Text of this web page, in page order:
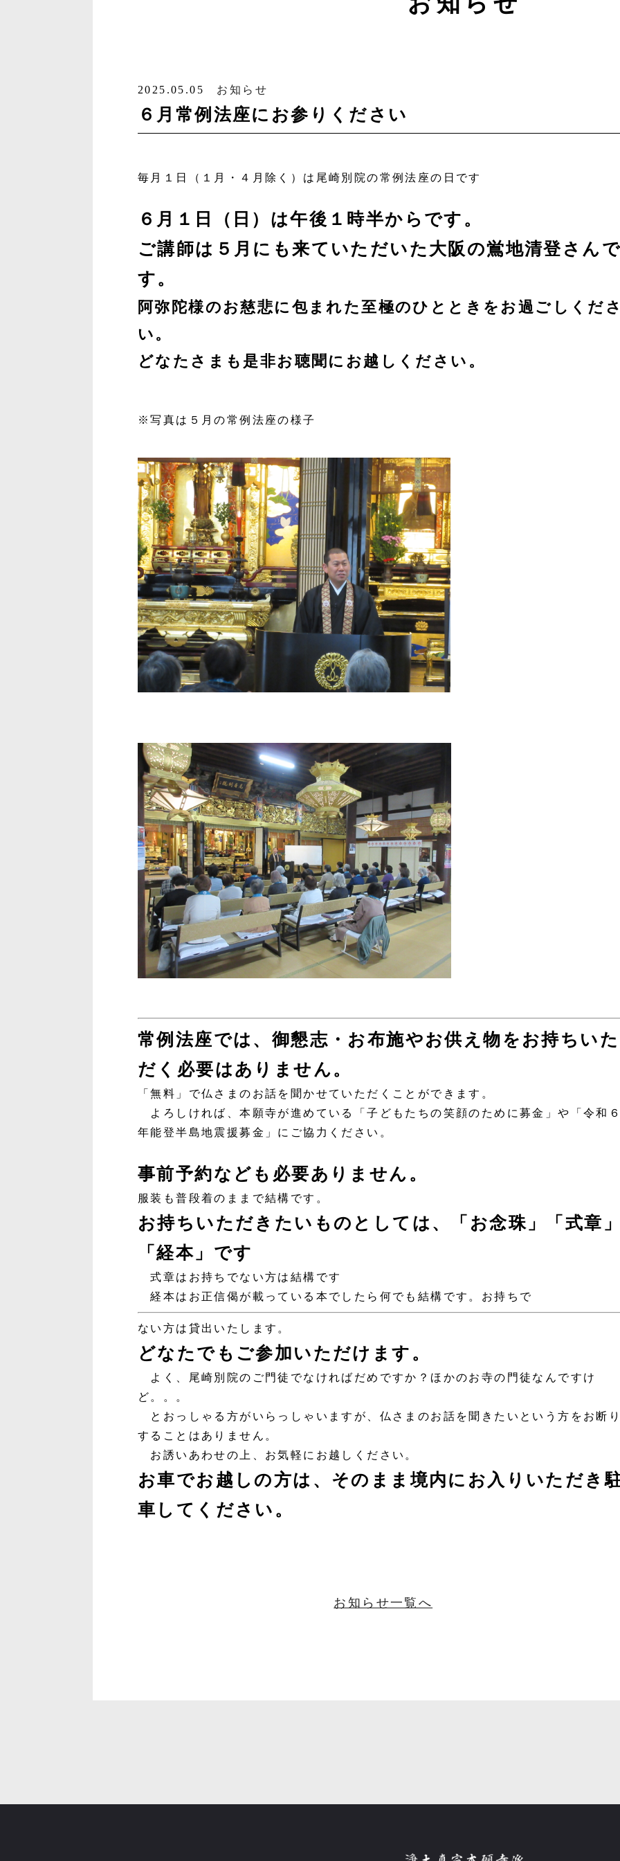
2025.05.05 お知らせ
６月常例法座にお参りください
毎月１日（１月・４月除く）は尾崎別院の常例法座の日です
６月１日（日）は午後１時半からです。
ご講師は５月にも来ていただいた大阪の鴬地清登さん
す。
阿弥陀様のお慈悲に包まれた至極のひとときをお過ごしくだ
い。
どなたさまも是非お聴聞にお越しください。
※写真は５月の常例法座の様子
常例法座では、御懇志・お布施やお供え物をお持ちいた
だく必要はありません。
「無料」で仏さまのお話を聞かせていただくことができます。
よろしければ、本願寺が進めている「子どもたちの笑顔のために募金」や「令和
年能登半島地震援募金」にご協力ください。
事前予約なども必要ありません。
服装も普段着のままで結構です。
お持ちいただきたいものとしては、「お念珠」「式章
「経本」です
式章はお持ちでない方は結構です
経本はお正信偈が載っている本でしたら何でも結構です。お持ちで
ない方は貸出いたします。
どなたでもご参加いただけます。
よく、尾崎別院のご門徒でなければだめですか？ほかのお寺の門徒なんですけ
ど。。。
とおっしゃる方がいらっしゃいますが、仏さまのお話を聞きたいという方をお断
することはありません。
お誘いあわせの上、お気軽にお越しください。
お車でお越しの方は、そのまま境内にお入りいただき
車してください。
お知らせ一覧へ